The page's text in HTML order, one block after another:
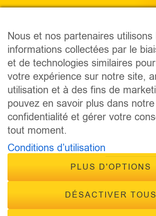
PODCAST
ÉMISSIONS
ANIMATEURS
ÉVÈNEMENTS
CONTACT
Nous et nos partenaires utilisons
informations collectées par le
et de technologies similaires
votre expérience sur notre site,
utilisation et à des fins de
pouvez en savoir plus dans
confidentialité et gérer votre
tout moment.
Conditions d’utilisation
PLUS D'OPTIONS
DÉSACTIVER TOUS